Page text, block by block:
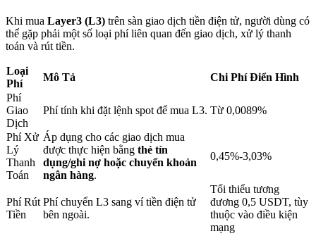
Khóa BTR
Khoản vay
Dịch vụ vay được hỗ trợ bằng tiền điện tử
Khi mua Layer3 (L3) trên sàn giao dịch tiền điện tử, người dùng có
thể gặp phải một số loại phí liên quan đến giao dịch, xử lý thanh
toán và rút tiền.
Loại
Phí
Mô Tả
Chi Phí Điển Hình
Phí
Giao
Dịch
Phí tính khi đặt lệnh spot để mua L3. Từ 0,0089%
Phí Xử
Lý
Thanh
Toán
Áp dụng cho các giao dịch mua
được thực hiện bằng thẻ tín
dụng/ghi nợ hoặc chuyển khoản
ngân hàng.
0,45%-3,03%
Phí Rút
Tiền
Phí chuyển L3 sang ví tiền điện tử
bên ngoài.
Tối thiểu tương
đương 0,5 USDT, tùy
thuộc vào điều kiện
mạng